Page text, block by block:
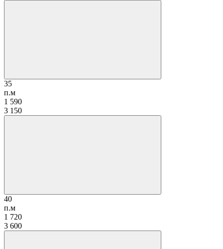
35
п.м
1 590
3 150
40
п.м
1 720
3 600